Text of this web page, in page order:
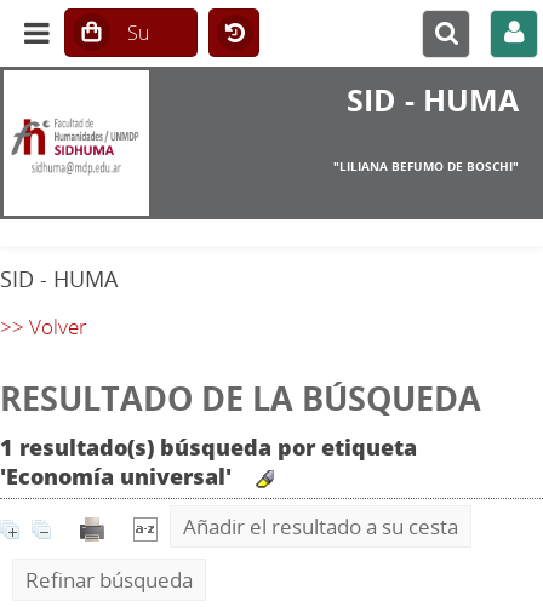
SID - HUMA
"LILIANA BEFUMO DE BOSCHI"
SID - HUMA
>> Volver
RESULTADO DE LA BÚSQUEDA
1 resultado(s) búsqueda por etiqueta
'Economía universal'
Añadir el resultado a su cesta
Refinar búsqueda